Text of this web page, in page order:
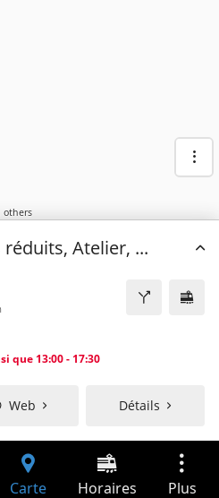
others
Atelier, ...
que 13:00 - 17:30
Web Détails
Carte Horaires Plus